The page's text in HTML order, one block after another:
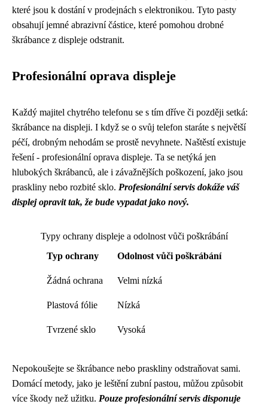
které jsou k dostání v prodejnách s elektronikou. Tyto pasty
obsahují jemné abrazivní částice, které pomohou drobné
škrábance z displeje odstranit.
Profesionální oprava displeje
Každý majitel chytrého telefonu se s tím dříve či později setká:
škrábance na displeji. I když se o svůj telefon staráte s největší
péčí, drobným nehodám se prostě nevyhnete. Naštěstí existuje
řešení - profesionální oprava displeje. Ta se netýká jen
hlubokých škrábanců, ale i závažnějších poškození, jako jsou
praskliny nebo rozbité sklo. Profesionální servis dokáže váš
displej opravit tak, že bude vypadat jako nový.
Typy ochrany displeje a odolnost vůči poškrábání
Typ ochrany
Odolnost vůči poškrábání
Žádná ochrana Velmi nízká
Plastová fólie Nízká
Tvrzené sklo Vysoká
Nepokoušejte se škrábance nebo praskliny odstraňovat sami.
Domácí metody, jako je leštění zubní pastou, můžou způsobit
více škody než užitku. Pouze profesionální servis disponuje